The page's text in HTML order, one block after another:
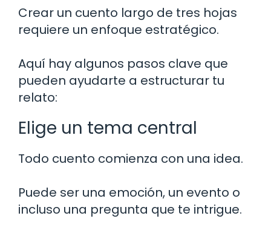
Crear un cuento largo de tres hojas
requiere un enfoque estratégico.
Aquí hay algunos pasos clave que
pueden ayudarte a estructurar tu
relato:
Elige un tema central
Todo cuento comienza con una idea.
Puede ser una emoción, un evento o
incluso una pregunta que te intrigue.